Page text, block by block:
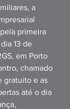
a
primeira
13 de
em Porto
chamado
gratuito e as
até o dia